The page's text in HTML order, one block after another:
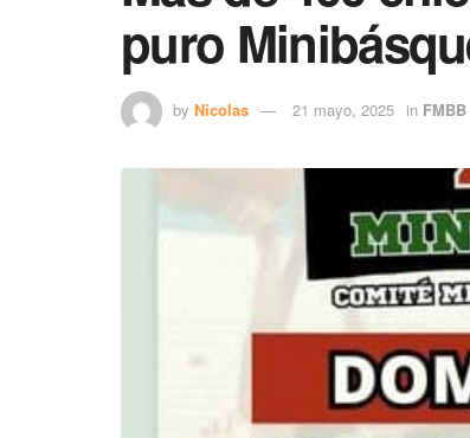
puro
by Nicolas 21 mayo, 2025 in FMBB